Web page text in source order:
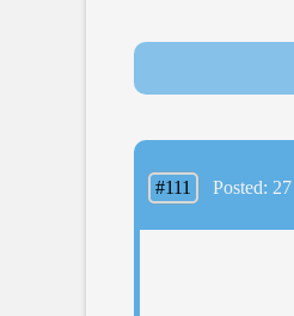
#111 Posted: